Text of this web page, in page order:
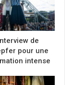
de
pour une
intense